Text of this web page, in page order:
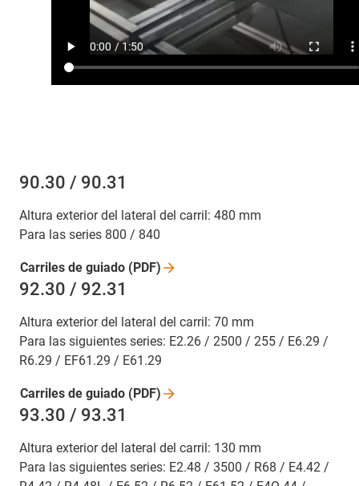
90.30 / 90.31
Altura exterior del lateral del carril: 480 mm
Para las series 800 / 840
Carriles de guiado (PDF)
92.30 / 92.31
Altura exterior del lateral del carril: 70 mm
Para las siguientes series: E2.26 / 2500 / 255 / E6.29 /
R6.29 / EF61.29 / E61.29
Carriles de guiado (PDF)
93.30 / 93.31
Altura exterior del lateral del carril: 130 mm
Para las siguientes series: E2.48 / 3500 / R68 / E4.42 /